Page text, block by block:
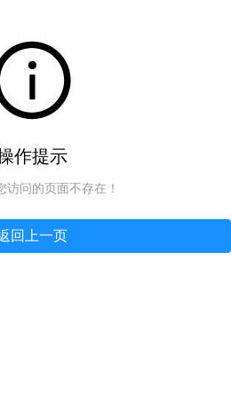
作提示
访问的页面不存在！
回上一页